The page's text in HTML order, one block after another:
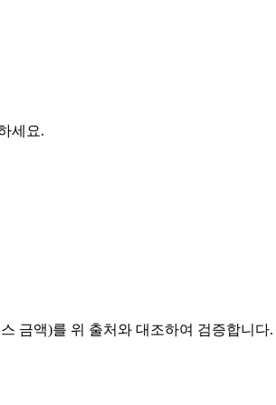
세요.
금액)를 위 출처와 대조하여 검증합니